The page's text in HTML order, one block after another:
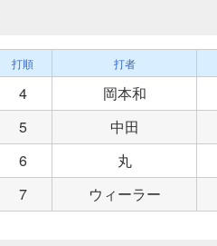
打順 打者
4
岡本和
5
中田
6
丸
7 ウィーラー